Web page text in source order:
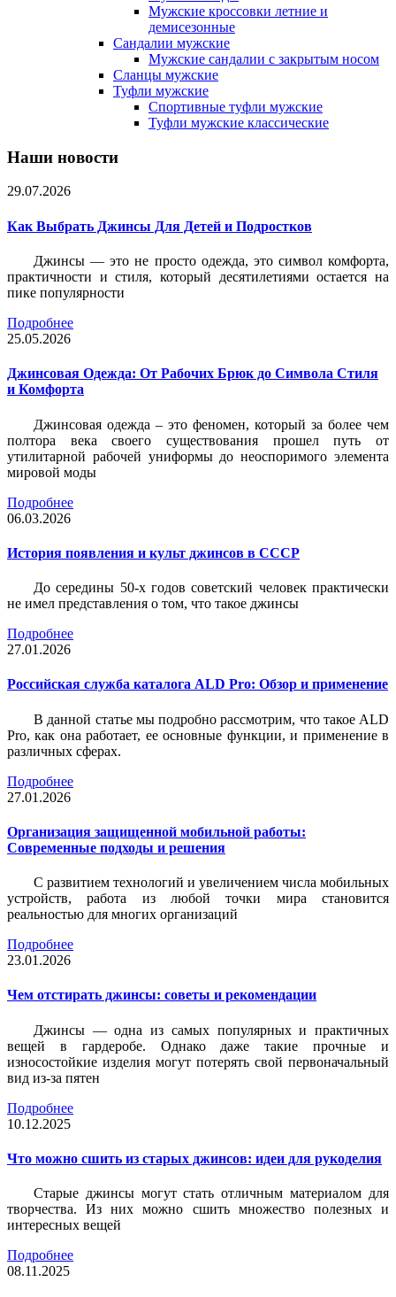
Мужские кроссовки летние и
демисезонные
Сандалии мужские
Мужские сандалии с закрытым носом
Сланцы мужские
Туфли мужские
Спортивные туфли мужские
Туфли мужские классические
Наши новости
29.07.2026
Как Выбрать Джинсы Для Детей и Подростков
Джинсы — это не просто одежда, это символ комфорта,
практичности и стиля, который десятилетиями остается на
пике популярности
Подробнее
25.05.2026
Джинсовая Одежда: От Рабочих Брюк до Символа Стиля
и Комфорта
Джинсовая одежда – это феномен, который за более чем
полтора века своего существования прошел путь от
утилитарной рабочей униформы до неоспоримого элемента
мировой моды
Подробнее
06.03.2026
История появления и культ джинсов в СССР
До середины 50-х годов советский человек практически
не имел представления о том, что такое джинсы
Подробнее
27.01.2026
Российская служба каталога ALD Pro: Обзор и применение
В данной статье мы подробно рассмотрим, что такое ALD
Pro, как она работает, ее основные функции, и применение в
различных сферах.
Подробнее
27.01.2026
Организация защищенной мобильной работы:
Современные подходы и решения
С развитием технологий и увеличением числа мобильных
устройств, работа из любой точки мира становится
реальностью для многих организаций
Подробнее
23.01.2026
Чем отстирать джинсы: советы и рекомендации
Джинсы — одна из самых популярных и практичных
вещей в гардеробе. Однако даже такие прочные и
износостойкие изделия могут потерять свой первоначальный
вид из-за пятен
Подробнее
10.12.2025
Что можно сшить из старых джинсов: идеи для рукоделия
Старые джинсы могут стать отличным материалом для
творчества. Из них можно сшить множество полезных и
интересных вещей
Подробнее
08.11.2025